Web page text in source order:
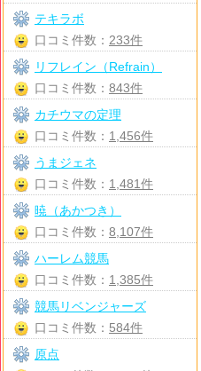
テキラボ
口コミ件数： 233件
リフレイン（Refrain）
口コミ件数： 843件
カチウマの定理
口コミ件数： 1,456件
うまジェネ
口コミ件数： 1,481件
暁（あかつき）
口コミ件数： 8,107件
ハーレム競馬
口コミ件数： 1,385件
競馬リベンジャーズ
口コミ件数： 584件
原点